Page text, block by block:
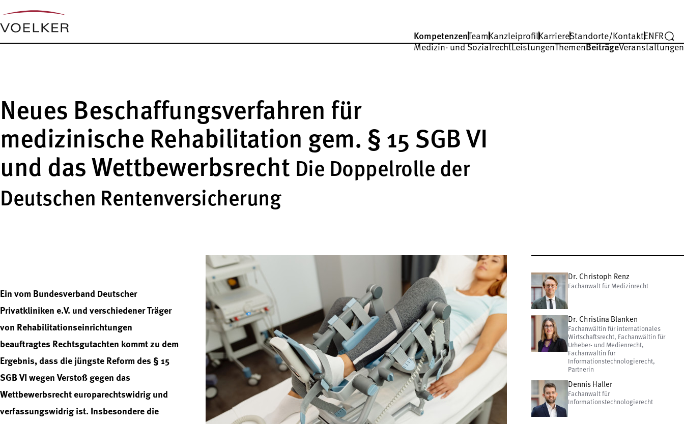
KompetenzenTeam KanzleiprofilKarriereStandorte/KontaktENFR
Medizin- und SozialrechtLeistungenThemenBeiträgeVeranstaltungen
Neues Beschaffungsverfahren für
medizinische Rehabilitation gem. § 15 SGB VI
und das Wettbewerbsrecht Die Doppelrolle der
Deutschen Rentenversicherung
Ein vom Bundesverband Deutscher
Privatkliniken e.V. und verschiedener Träger
von Rehabilitationseinrichtungen
beauftragtes Rechtsgutachten kommt zu dem
Ergebnis, dass die jüngste Reform des § 15
SGB VI wegen Verstoß gegen das
Wettbewerbsrecht europarechtswidrig und
verfassungswidrig ist. Insbesondere die
Dr. Christoph Renz
Fachanwalt für Medizinrecht
Dr. Christina Blanken
Fachanwältin für internationales
Wirtschaftsrecht, Fachanwältin für
Urheber- und Medienrecht,
Fachanwältin für
Informationstechnologierecht,
Partnerin
Dennis Haller
Fachanwalt für
Informationstechnologierecht